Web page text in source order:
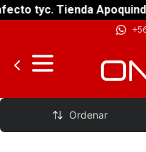
tyc. Tienda
Cabos de Anclaje
Ordenar